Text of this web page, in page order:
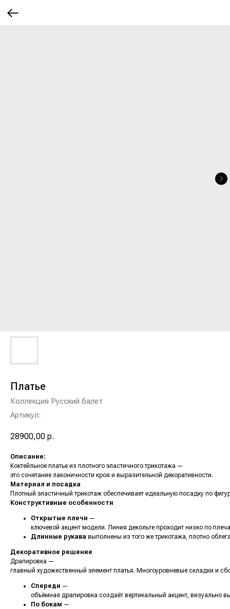
Платье
Коллекция Русский балет
Артикул:
28900,00 р.
Описание:
Коктейльное платье из плотного эластичного трикотажа —
это сочетание лаконичности кроя и выразительной декоративности.
Материал и посадка
Плотный эластичный трикотаж обеспечивает идеальную посадку по
Конструктивные особенности
Открытые плечи —
ключевой акцент модели. Линия декольте проходит низко по
Длинные рукава выполнены из того же трикотажа, плотно
Декоративное решение
Драпировка —
главный художественный элемент платья. Многоуровневые складки и
Спереди —
объёмная драпировка создаёт вертикальный акцент, визуально
По бокам —